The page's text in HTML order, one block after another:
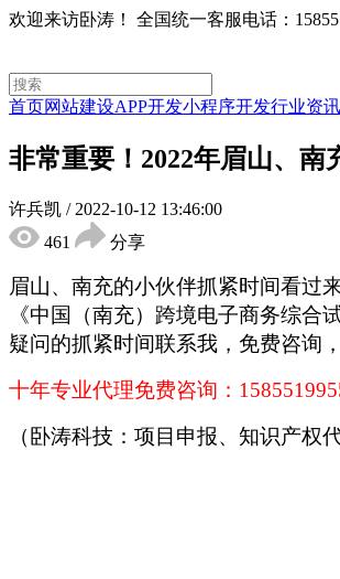
欢迎来访卧涛！ 全国统一客服电话：
首页网站建设APP开发小程序开发行业资讯
非常重要！2022年眉山、
许兵凯 / 2022-10-12 13:46:00
461
分享
眉山、南充的小伙伴抓紧时间看过
《中国（南充）跨境电子商务综合
疑问的抓紧时间联系我，免费咨询
十年专业代理免费咨询：
（卧涛科技：项目申报、知识产权